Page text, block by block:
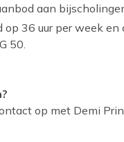
aan
op 36 uur per week
50.
op met Demi